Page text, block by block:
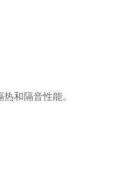
和隔音性能。